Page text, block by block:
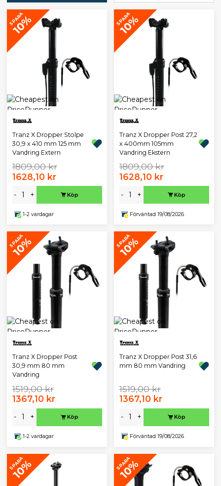
SPARA
10%
Tranz X Dropper Stolpe
30,9 x 410 mm 125 mm
Vandring Extern
1809,00 kr
1628,10 kr
- + Köp
1-2 vardagar
SPARA
10%
Tranz X Dropper Post 27,2
x 400mm 105mm
Vandring Ekstern
1809,00 kr
1628,10 kr
- + Köp
Förväntad 19/08/2026
SPARA
10%
Tranz X Dropper Post
30,9 mm 80 mm
Vandring
1519,00 kr
1367,10 kr
- + Köp
1-2 vardagar
SPARA
10%
Tranz X Dropper Post 31,6
mm 80 mm Vandring
1519,00 kr
1367,10 kr
- + Köp
Förväntad 19/08/2026
SPARA
10% SPARA
10%